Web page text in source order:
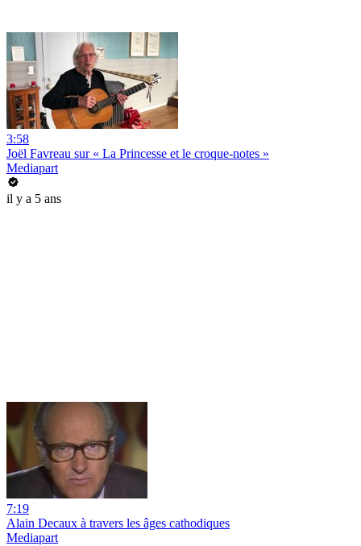
3:58
Joël Favreau sur « La Princesse et le croque-notes »
Mediapart
il y a 5 ans
7:19
Alain Decaux à travers les âges cathodiques
Mediapart